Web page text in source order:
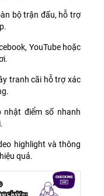
bộ trận đấu, hỗ trợ
YouTube hoặc
tranh cãi hỗ trợ xác
nhật điểm số nhanh
highlight và thông
quả.